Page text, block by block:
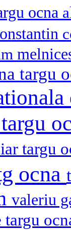
ocna
targu
targu
ocna
valeriu
targu